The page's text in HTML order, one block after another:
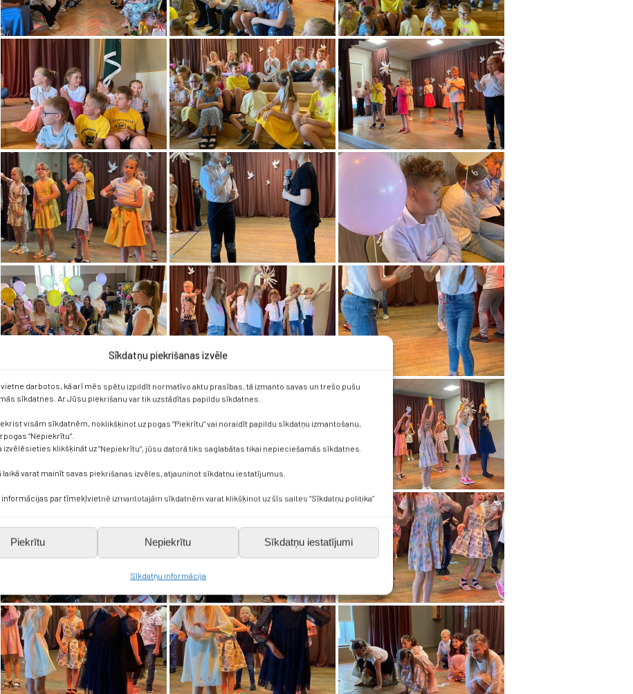
Sīkdatņu piekrišanas izvēle
darbotos, kā arī mēs spētu izpildīt normatīvo aktu prasības, tā izmanto savas un trešo pušu
sīkdatnes. Ar Jūsu piekrišanu var tik uzstādītas papildu sīkdatnes.
visām sīkdatnēm, noklikšķinot uz pogas “Piekrītu” vai noraidīt papildu sīkdatņu izmantošanu,
“Nepiekrītu”.
izvēlēsieties klikšķināt uz “Nepiekrītu”, jūsu datorā tiks saglabātas tikai nepieciešamās sīkdatnes.
varat mainīt savas piekrišanas izvēles, atjauninot sīkdatņu iestatījumus.
informācijas par tīmekļvietnē izmantotajām sīkdatnēm varat klikšķinot uz šīs saites “Sīkdatņu politika”
Piekrītu Nepiekrītu Sīkdatņu iestatījumi
Sīkdatņu informācija